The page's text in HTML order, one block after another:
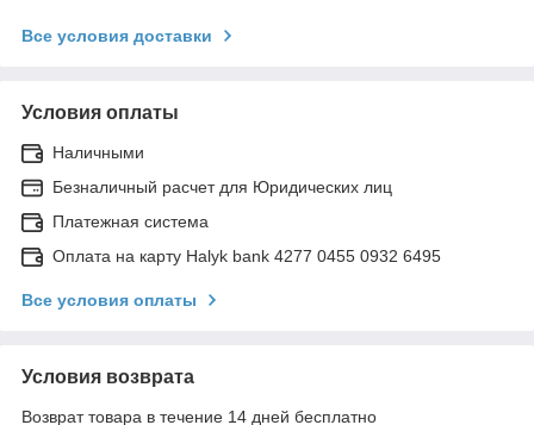
Все условия доставки
Условия оплаты
Наличными
Безналичный расчет для Юридических лиц
Платежная система
Оплата на карту Halyk bank 4277 0455 0932 6495
Все условия оплаты
Условия возврата
Возврат товара в течение 14 дней бесплатно